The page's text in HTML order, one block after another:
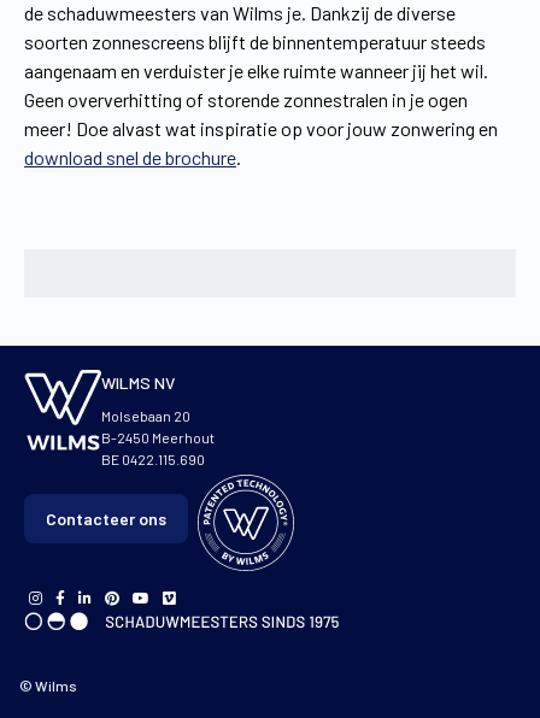
de schaduwmeesters van Wilms je. Dankzij de diverse
soorten zonnescreens blijft de binnentemperatuur steeds
aangenaam en verduister je elke ruimte wanneer jij het wil.
Geen oververhitting of storende zonnestralen in je ogen
meer! Doe alvast wat inspiratie op voor jouw zonwering en
download snel de brochure.
WILMS NV
Molsebaan 20
B-2450 Meerhout
BE 0422.115.690
Contacteer ons
© Wilms